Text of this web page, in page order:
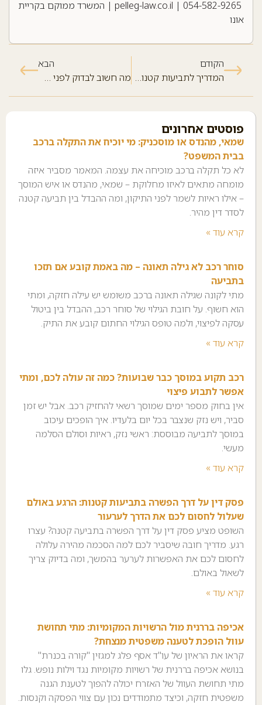
|
pelleg-law.co.il | המשרד ממוקם בקריית
אונו
הקודם
המדריך לתביעות קטנות 2026: מה שצריך לדעת לפני הגשת תביעה
הבא
מה חשוב לבדוק לפני שחותמים על חוזה שכירות? אל תיפלו בפח!
פוסטים אחרונים
שמאי, מהנדס או מוסכניק: מי יוכיח את התקלה ברכב
בבית המשפט?
לא כל תקלה ברכב מוכיחה את עצמה. המאמר מסביר איזה
מומחה מתאים לאיזו מחלוקת – שמאי, מהנדס או איש המוסך
– אילו ראיות לשמר לפני התיקון, ומה ההבדל בין תביעה קטנה
לסדר דין מהיר.
קרא עוד »
סוחר רכב לא גילה תאונה – מה באמת קובע אם תזכו
בתביעה
מתי לקונה שגילה תאונה ברכב משומש יש עילה חזקה, ומתי
הוא חשוף. על חובת הגילוי של סוחר רכב, ההבדל בין ביטול
עסקה לפיצוי, ולמה טופס הגילוי החתום קובע את התיק.
קרא עוד »
רכב תקוע במוסך כבר שבועות? כמה זה עולה לכם, ומתי
אפשר לתבוע פיצוי
אין בחוק מספר ימים שמוסך רשאי להחזיק רכב. אבל יש זמן
סביר, ויש נזק שנצבר בכל יום בלעדיו. איך הופכים עיכוב
במוסך לתביעה מבוססת: ראשי נזק, ראיות וסולם הסלמה
מעשי.
קרא עוד »
פסק דין על דרך הפשרה בתביעות קטנות: הרגע באולם
שעלול לחסום לכם את הדרך לערעור
השופט מציע פסק דין על דרך הפשרה בתביעה קטנה? עצרו
רגע. מדריך חובה שיסביר לכם למה הסכמה מהירה עלולה
לחסום לכם את האפשרות לערער בהמשך, ומה בדיוק צריך
לשאול באולם.
קרא עוד »
אכיפה בררנית מול הרשויות המקומיות: מתי תחושת
עוול הופכת לטענה משפטית מנצחת?
קראו את הראיון של עו"ד אסף פלג למגזין "קורה בכנרת"
בנושא אכיפה בררנית של רשויות מקומיות נגד וילות נופש. גלו
מתי תחושת העוול של האזרח יכולה להפוך לטענת הגנה
משפטית חזקה, וכיצד מתמודדים נכון עם צווי הפסקה וקנסות.